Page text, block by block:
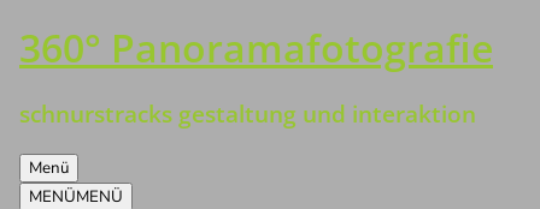
Zum
Inhalt
360° Panoramafotografie
schnurstracks gestaltung und interaktion
Menü
MENÜMENÜ